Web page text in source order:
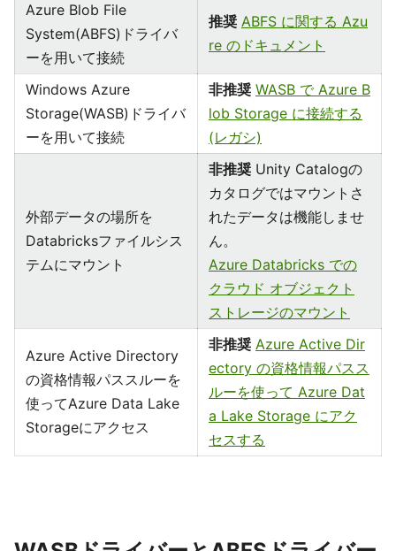
Azure Blob File
System(ABFS)ドライバ
ーを用いて接続
推奨 ABFS に関する Azu
re のドキュメント
Windows Azure
Storage(WASB)ドライバ
ーを用いて接続
非推奨 WASB で Azure B
lob Storage に接続する
(レガシ)
外部データの場所を
Databricksファイルシス
テムにマウント
非推奨 Unity Catalogの
カタログではマウントさ
れたデータは機能しませ
ん。
Azure Databricks での
クラウド オブジェクト
ストレージのマウント
Azure Active Directory
の資格情報パススルーを
使ってAzure Data Lake
Storageにアクセス
非推奨 Azure Active Dir
ectory の資格情報パスス
ルーを使って Azure Dat
a Lake Storage にアク
セスする